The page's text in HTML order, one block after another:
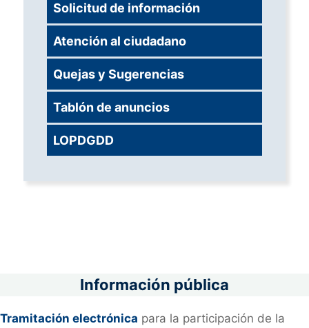
Información pública
Tramitación electrónica para la participación de la
Solicitud de información
Atención al ciudadano
Quejas y Sugerencias
Tablón de anuncios
LOPDGDD